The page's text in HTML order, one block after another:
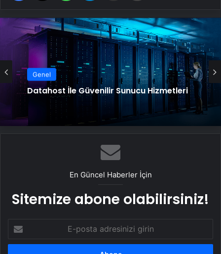
Genel
Datahost İle Güvenilir Sunucu Hizmetleri
En Güncel Haberler İçin
Sitemize abone olabilirsiniz!
posta
adresinizi